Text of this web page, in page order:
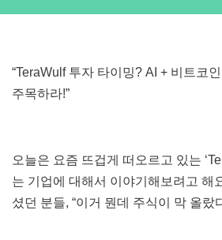
“TeraWulf 투자 타이밍? AI + 비트코
주목하라!”
오늘은 요즘 뜨겁게 떠오르고 있는
는 기업에 대해서 이야기해보려고 해
셨던 분들, “이거 뭔데 주식이 막 올랐